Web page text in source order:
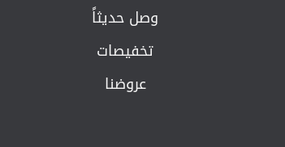
وصل حديثاً
تخفيصات
عروضنا